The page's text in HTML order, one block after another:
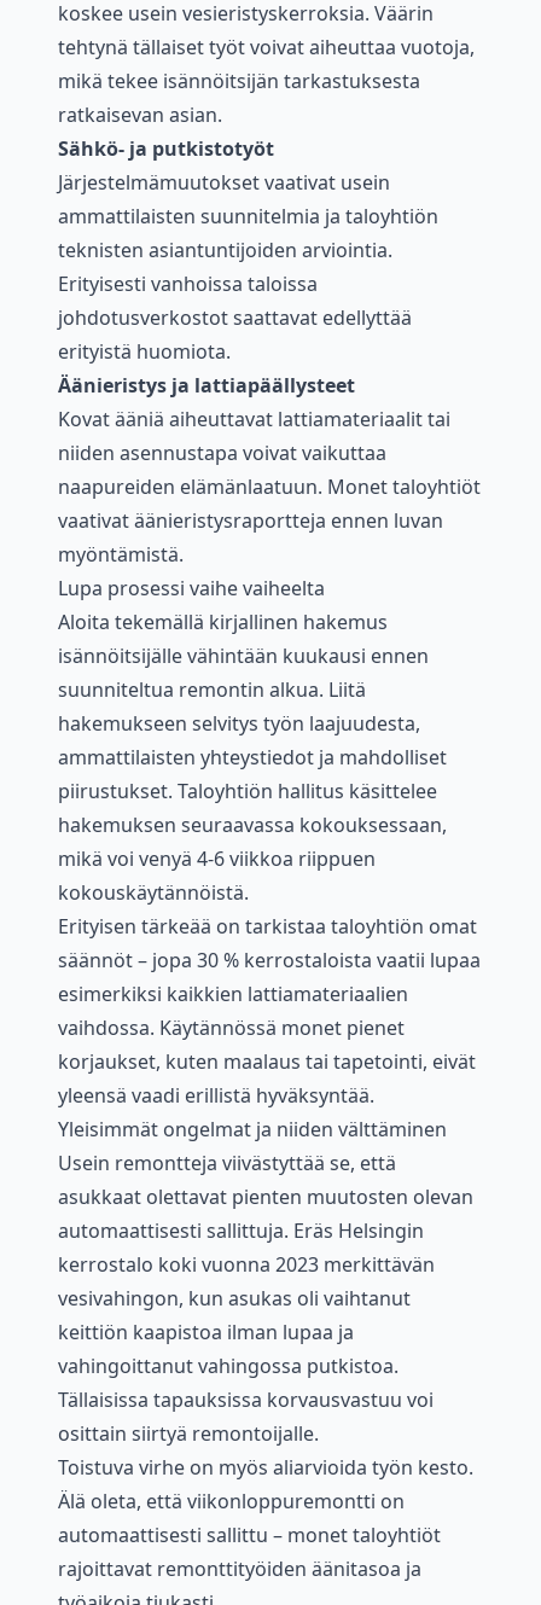
koskee usein vesieristyskerroksia. Väärin
tehtynä tällaiset työt voivat aiheuttaa vuotoja,
mikä tekee isännöitsijän tarkastuksesta
ratkaisevan asian.
Sähkö- ja putkistotyöt
Järjestelmämuutokset vaativat usein
ammattilaisten suunnitelmia ja taloyhtiön
teknisten asiantuntijoiden arviointia.
Erityisesti vanhoissa taloissa
johdotusverkostot saattavat edellyttää
erityistä huomiota.
Äänieristys ja lattiapäällysteet
Kovat ääniä aiheuttavat lattiamateriaalit tai
niiden asennustapa voivat vaikuttaa
naapureiden elämänlaatuun. Monet taloyhtiöt
vaativat äänieristysraportteja ennen luvan
myöntämistä.
Lupa prosessi vaihe vaiheelta
Aloita tekemällä kirjallinen hakemus
isännöitsijälle vähintään kuukausi ennen
suunniteltua remontin alkua. Liitä
hakemukseen selvitys työn laajuudesta,
ammattilaisten yhteystiedot ja mahdolliset
piirustukset. Taloyhtiön hallitus käsittelee
hakemuksen seuraavassa kokouksessaan,
mikä voi venyä 4-6 viikkoa riippuen
kokouskäytännöistä.
Erityisen tärkeää on tarkistaa taloyhtiön omat
säännöt – jopa 30 % kerrostaloista vaatii lupaa
esimerkiksi kaikkien lattiamateriaalien
vaihdossa. Käytännössä monet pienet
korjaukset, kuten maalaus tai tapetointi, eivät
yleensä vaadi erillistä hyväksyntää.
Yleisimmät ongelmat ja niiden välttäminen
Usein remontteja viivästyttää se, että
asukkaat olettavat pienten muutosten olevan
automaattisesti sallittuja. Eräs Helsingin
kerrostalo koki vuonna 2023 merkittävän
vesivahingon, kun asukas oli vaihtanut
keittiön kaapistoa ilman lupaa ja
vahingoittanut vahingossa putkistoa.
Tällaisissa tapauksissa korvausvastuu voi
osittain siirtyä remontoijalle.
Toistuva virhe on myös aliarvioida työn kesto.
Älä oleta, että viikonloppuremontti on
automaattisesti sallittu – monet taloyhtiöt
rajoittavat remonttityöiden äänitasoa ja